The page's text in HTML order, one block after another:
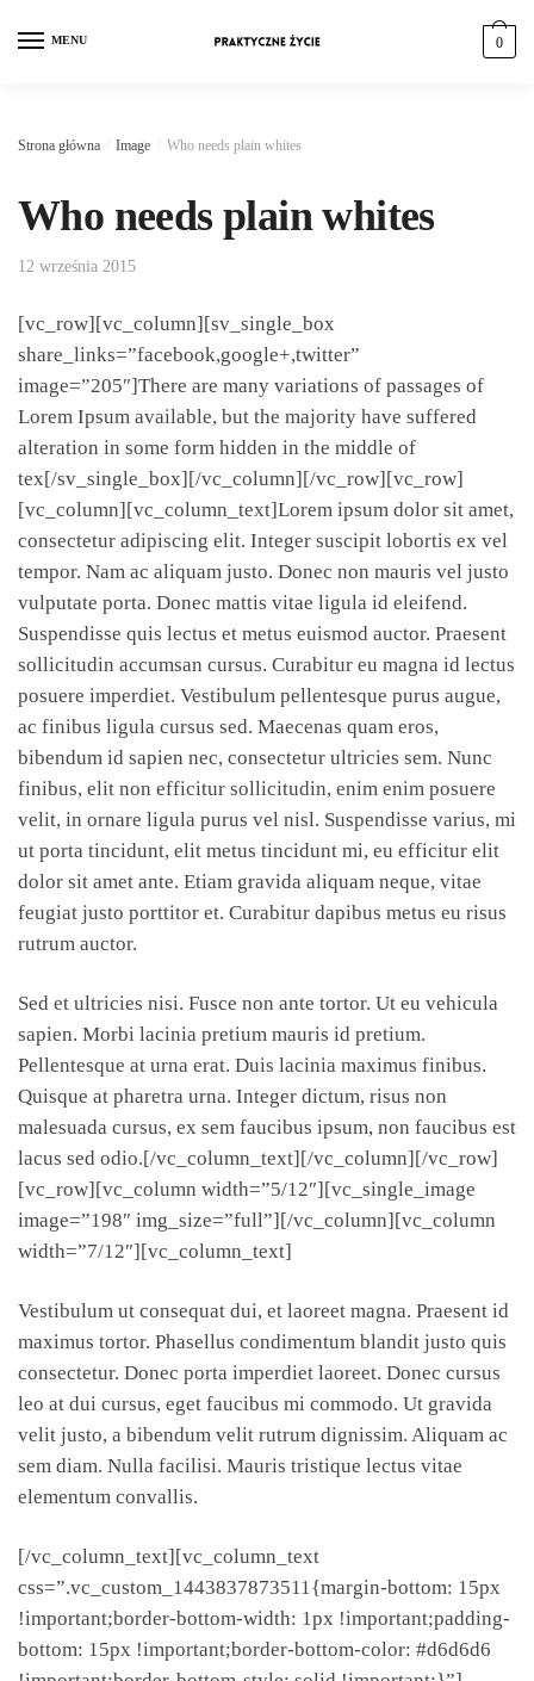
MENU 0
Strona główna Image Who needs plain whites
Who needs plain whites
12 września 2015
[vc_row][vc_column][sv_single_box
share_links=”facebook,google+,twitter”
image=”205″]There are many variations of passages of
Lorem Ipsum available, but the majority have suffered
alteration in some form hidden in the middle of
tex[/sv_single_box][/vc_column][/vc_row][vc_row]
[vc_column][vc_column_text]Lorem ipsum dolor sit amet,
consectetur adipiscing elit. Integer suscipit lobortis ex vel
tempor. Nam ac aliquam justo. Donec non mauris vel justo
vulputate porta. Donec mattis vitae ligula id eleifend.
Suspendisse quis lectus et metus euismod auctor. Praesent
sollicitudin accumsan cursus. Curabitur eu magna id lectus
posuere imperdiet. Vestibulum pellentesque purus augue,
ac finibus ligula cursus sed. Maecenas quam eros,
bibendum id sapien nec, consectetur ultricies sem. Nunc
finibus, elit non efficitur sollicitudin, enim enim posuere
velit, in ornare ligula purus vel nisl. Suspendisse varius, mi
ut porta tincidunt, elit metus tincidunt mi, eu efficitur elit
dolor sit amet ante. Etiam gravida aliquam neque, vitae
feugiat justo porttitor et. Curabitur dapibus metus eu risus
rutrum auctor.
Sed et ultricies nisi. Fusce non ante tortor. Ut eu vehicula
sapien. Morbi lacinia pretium mauris id pretium.
Pellentesque at urna erat. Duis lacinia maximus finibus.
Quisque at pharetra urna. Integer dictum, risus non
malesuada cursus, ex sem faucibus ipsum, non faucibus est
lacus sed odio.[/vc_column_text][/vc_column][/vc_row]
[vc_row][vc_column width=”5/12″][vc_single_image
image=”198″ img_size=”full”][/vc_column][vc_column
width=”7/12″][vc_column_text]
Vestibulum ut consequat dui, et laoreet magna. Praesent id
maximus tortor. Phasellus condimentum blandit justo quis
consectetur. Donec porta imperdiet laoreet. Donec cursus
leo at dui cursus, eget faucibus mi commodo. Ut gravida
velit justo, a bibendum velit rutrum dignissim. Aliquam ac
sem diam. Nulla facilisi. Mauris tristique lectus vitae
elementum convallis.
[/vc_column_text][vc_column_text
css=”.vc_custom_1443837873511{margin-bottom: 15px
!important;border-bottom-width: 1px !important;padding-
bottom: 15px !important;border-bottom-color: #d6d6d6